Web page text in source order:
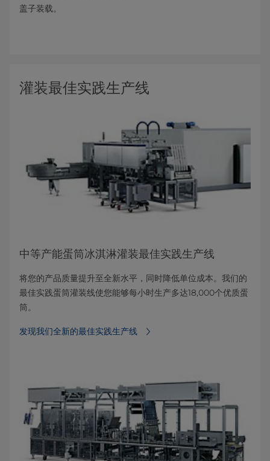
盖子装载。
灌装最佳实践生产线
中等产能蛋筒冰淇淋灌装最佳实践生产线
将您的产品质量提升至全新水平，同时降低单位成本。我们的
最佳实践蛋筒灌装线使您能够每小时生产多达18,000个优质蛋
筒。
发现我们全新的最佳实践生产线